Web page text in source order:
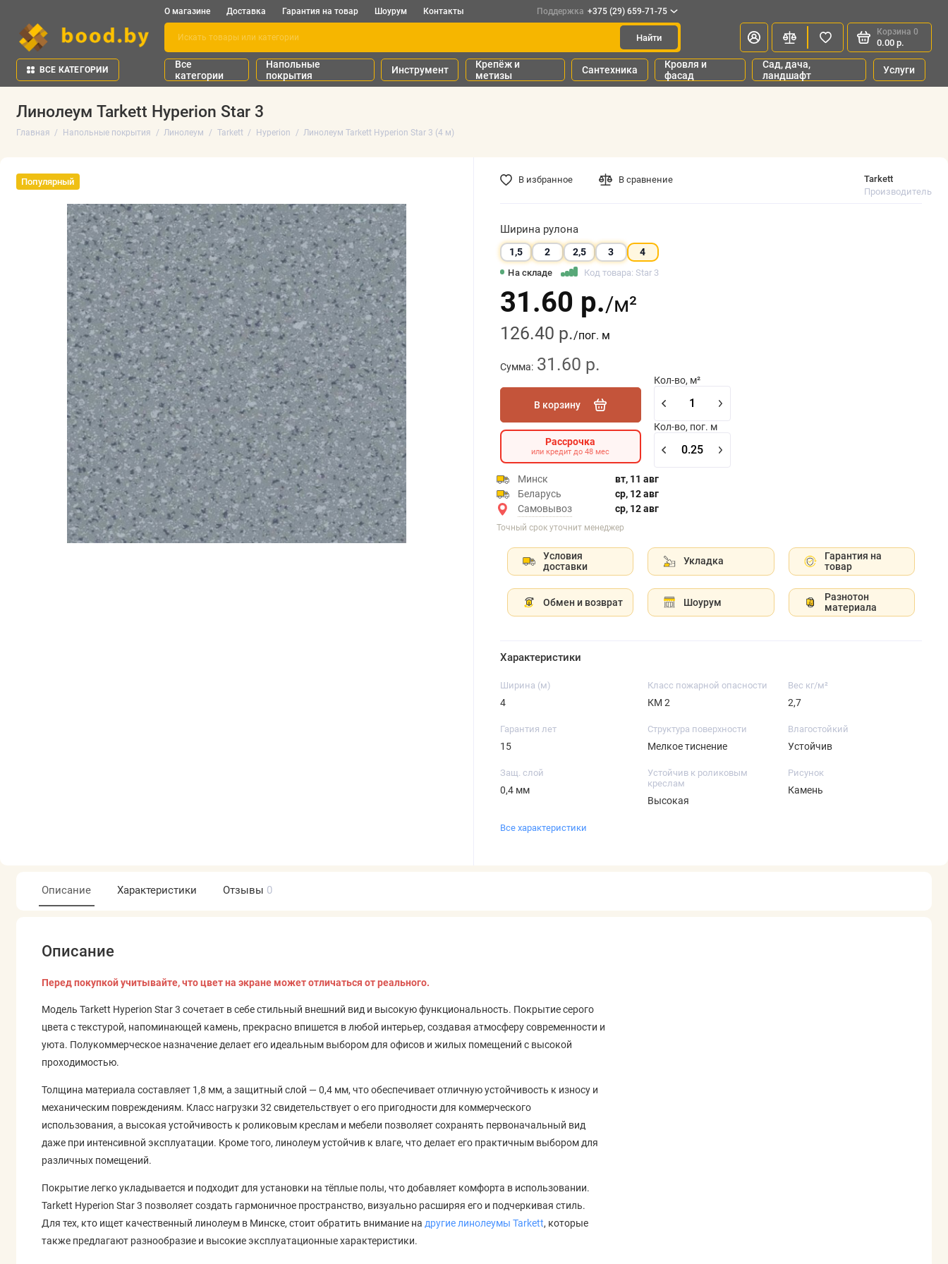
О магазине Доставка Гарантия на товар Шоурум Контакты Поддержка +375 (29) 659-71-75
Найти
Корзина 0
0.00 р.
ВСЕ КАТЕГОРИИ
Все
категории
Напольные
покрытия
Инструмент
Крепёж и
метизы
Сантехника
Кровля и
фасад
Сад, дача,
ландшафт
Услуги
Линолеум Tarkett Hyperion Star 3
Главная Напольные покрытия Линолеум Tarkett Hyperion Линолеум Tarkett Hyperion Star 3 (4 м)
Популярный
На складе Код товара: Star 3
Tarkett
Производитель
31.60 р./м²
126.40 р./пог. м
Сумма: 31.60 р.
В корзину
Рассрочка
или кредит до 48 мес
Кол-во, м²
Кол-во, пог. м
Минск
вт, 11 авг
Беларусь
ср, 12 авг
Самовывоз
ср, 12 авг
Точный срок уточнит менеджер
Условия
доставки
Укладка
Гарантия на
товар
Обмен и возврат Шоурум
Разнотон
материала
В избранное В сравнение
Ширина рулона
1,5 2 2,5 3 4
Характеристики
Ширина (м)
4
Класс пожарной опасности
КМ 2
Вес кг/м²
2,7
Гарантия лет
15
Структура поверхности
Мелкое тиснение
Влагостойкий
Устойчив
Защ. слой
0,4 мм
Устойчив к роликовым
креслам
Высокая
Рисунок
Камень
Все характеристики
Описание Характеристики Отзывы 0
Описание
Перед покупкой учитывайте, что цвет на экране может отличаться от реального.
Модель Tarkett Hyperion Star 3 сочетает в себе стильный внешний вид и высокую функциональность. Покрытие серого
цвета с текстурой, напоминающей камень, прекрасно впишется в любой интерьер, создавая атмосферу современности и
уюта. Полукоммерческое назначение делает его идеальным выбором для офисов и жилых помещений с высокой
проходимостью.
Толщина материала составляет 1,8 мм, а защитный слой — 0,4 мм, что обеспечивает отличную устойчивость к износу и
механическим повреждениям. Класс нагрузки 32 свидетельствует о его пригодности для коммерческого
использования, а высокая устойчивость к роликовым креслам и мебели позволяет сохранять первоначальный вид
даже при интенсивной эксплуатации. Кроме того, линолеум устойчив к влаге, что делает его практичным выбором для
различных помещений.
Покрытие легко укладывается и подходит для установки на тёплые полы, что добавляет комфорта в использовании.
Tarkett Hyperion Star 3 позволяет создать гармоничное пространство, визуально расширяя его и подчеркивая стиль.
Для тех, кто ищет качественный линолеум в Минске, стоит обратить внимание на другие линолеумы Tarkett, которые
также предлагают разнообразие и высокие эксплуатационные характеристики.